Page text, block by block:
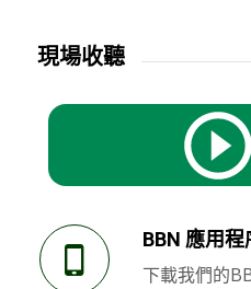
現場收聽
BBN 應用程
下載我們的